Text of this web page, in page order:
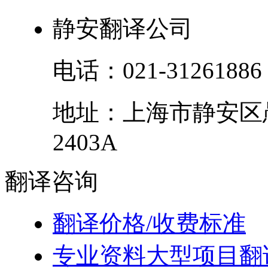
静安翻译公司
电话： 021-31261886
地址：
上海市静安区
2403A
翻译咨询
翻译价格/收费标准
专业资料大型项目翻